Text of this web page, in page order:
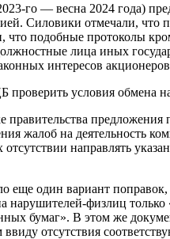
го — весна 2024 года)
Силовики отмечали,
подобные протоколы
лица иных
интересов
условия обмена
жалоб на деятельность
направлять
еще один вариант
нарушителей-физлиц
бумаг». В этом же
ввиду отсутствия